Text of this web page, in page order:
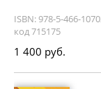
ISBN: 978-5-466-
код 715175
1 400 руб.